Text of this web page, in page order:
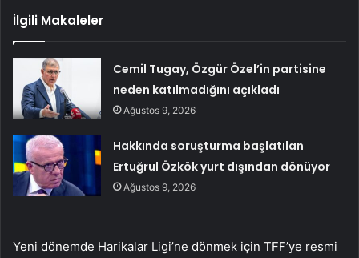
İlgili Makaleler
Cemil Tugay, Özgür Özel’in partisine
neden katılmadığını açıkladı
Ağustos 9, 2026
Hakkında soruşturma başlatılan
Ertuğrul Özkök yurt dışından dönüyor
Ağustos 9, 2026
Yeni dönemde Harikalar Ligi’ne dönmek için TFF’ye resmi